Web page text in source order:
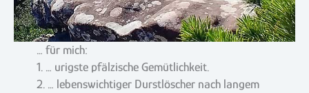
… für mich:
1. … urigste pfälzische Gemütlichkeit.
2. … lebenswichtiger Durstlöscher nach langem